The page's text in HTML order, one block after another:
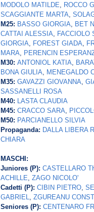
MODOLO MATILDE, ROCCO
SCAGGIANTE MARTA,
M25: BASSO GIORGIA, BET
CATTAI ALESSIA, FACCIOLO
GIORGIA, FOREST GIADA,
MARA, PERENCIN
M30: ANTONIOL KATIA,
BONA GIULIA, MENEGALDO
M35: GAVAZZI GIOVANNA,
SASSANELLI ROSA
M40: LASTA CLAUDIA
M45: CRACCO SARA,
M50: PARCIANELLO SILVIA
Propaganda: DALLA LIBERA
CHIARA
MASCHI:
Juniores (P): CASTELLARO
ACHILLE, ZAGO NICOLO'
Cadetti (P): CIBIN PIETRO,
GABRIEL, ZGUREANU
Seniores (P): CENTENARO